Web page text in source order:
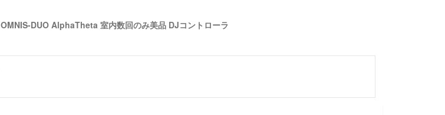
OMNIS-DUO AlphaTheta 室内数回のみ美品 DJコントローラ